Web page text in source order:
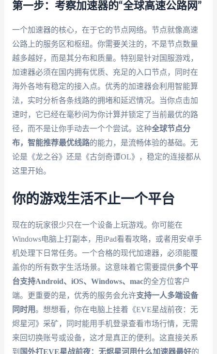
第一步：考察加速器的“全球高速公路网”
一个加速器的核心，在于它的节点网络。节点就像高速
公路上的服务区和枢纽。你需要关注的，不是节点数量
越多越好，而是其分布和质量。特别是针对国服游戏，
加速器必须在国内拥有优质、充足的入口节点，同时在
海外各地有稳定的接入点。优秀的加速器会利用智能算
法，实时分析各条线路的拥堵和延迟情况。当你点击加
速时，它已经在毫秒间为你计算并锁定了当前最优的路
径，而不是让你手动去一个个尝试。这种全球节点分
布，智能推荐最优线路的能力，是流畅体验的基础。无
论是《龙之谷》还是《古剑奇谭OL》，稳定的连接都从
这里开始。
你的游戏生活不止一个平台
现在的玩家很少只在一个设备上玩游戏。你可能在
Windows电脑上打副本，用iPad看看攻略，或者用安卓手
机处理下日常任务。一个合格的现代加速器，必须能覆
盖你的所有数字生活场景。这意味着它需要提供多个平
台支持Android、iOS、Windows、mac的全方位客户
端。更重要的是，优秀的服务会允许支持一人多端设备
同时用。想想看，你在电脑上挂着《EVE星战前夜：无
烬星河》采矿，同时能用手机登录查看市场行情，无需
来回切换账号或设备，这才是真正的便利。这直接关系
到 国外打EVE星战前夜：无烬星河用什么加速器最好的